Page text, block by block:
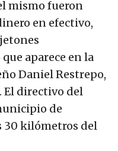
mismo fueron
en efectivo,
aparece en la
Daniel Restrepo,
El directivo del
de
30 kilómetros del